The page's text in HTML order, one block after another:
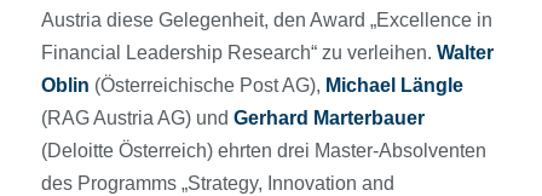
Austria diese Gelegenheit, den Award „Excellence in
Financial Leadership Research“ zu verleihen. Walter
Oblin (Österreichische Post AG), Michael Längle
(RAG Austria AG) und Gerhard Marterbauer
(Deloitte Österreich) ehrten drei Master-Absolventen
des Programms „Strategy, Innovation and